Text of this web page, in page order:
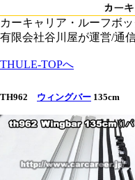
カーキャリア・ルーフボ
有限会社谷川屋が運営/通
THULE-TOPへ
TH962 ウィングバー 135cm